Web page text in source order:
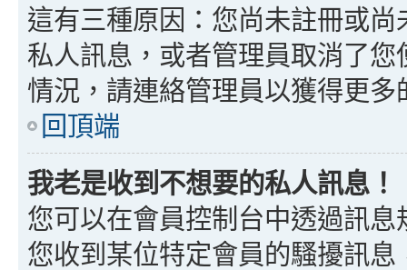
這有三種原因：您尚未註冊或
私人訊息，或者管理員取消了
情況，請連絡管理員以獲得更多
回頂端
我老是收到不想要的私人訊息！
您可以在會員控制台中透過訊
您收到某位特定會員的騷擾訊